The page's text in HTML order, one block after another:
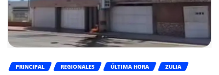
PRINCIPAL REGIONALES ÚLTIMA HORA ZULIA